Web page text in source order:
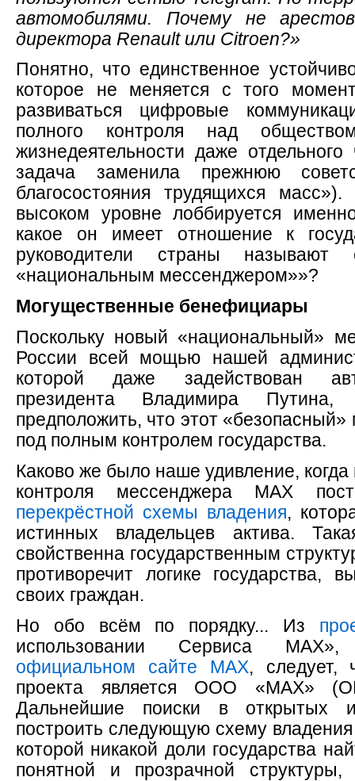
автомобилями. Почему не
директора Renault или Citroen?»
Понятно, что единственное
которое не меняется с того
развиваться цифровые
полного контроля над
жизнедеятельности даже
задача заменила прежнюю
благосостояния трудящихся
высоком уровне лоббируется
какое он имеет отношение к
руководители страны
«национальным мессенджером»»?
Могущественные бенефициары
Поскольку новый «национальный»
России всей мощью нашей
которой даже задействован
президента Владимира
предположить, что этот
под полным контролем государства.
Каково же было наше удивление,
контроля мессенджера МАХ
перекрёстной схемы владения,
истинных владельцев актива.
свойственна государственным
противоречит логике государства,
своих граждан.
Но обо всём по порядку... Из
использовании Сервиса
официальном сайте МАХ, следует,
проекта является ООО «МАХ»
Дальнейшие поиски в открытых
построить следующую схему
которой никакой доли государства
понятной и прозрачной